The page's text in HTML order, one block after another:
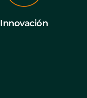
Innovación